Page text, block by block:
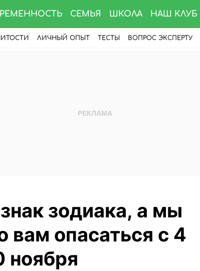
СЕМЬЯ ШКОЛА НАШ КЛУБ
ЛИЧНЫЙ ОПЫТ ТЕСТЫ ВОПРОС ЭКСПЕРТУ
зодиака, а мы
вам опасаться с 4
ноября